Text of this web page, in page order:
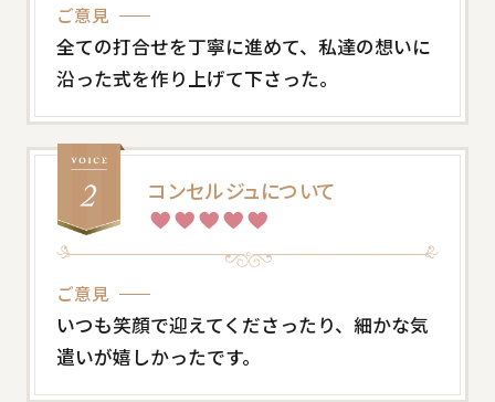
ご意見
全ての打合せを丁寧に進めて、私達の想いに
沿った式を作り上げて下さった。
コンセルジュについて
ご意見
いつも笑顔で迎えてくださったり、細かな気
遣いが嬉しかったです。